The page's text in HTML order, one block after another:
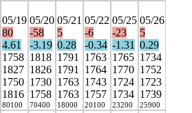
05/19
80
4.61
1758
1827
1750
1816
80100
05/20
-58
-3.19
1818
1826
1730
1758
70400
05/21
5
0.28
1791
1791
1763
1763
18000
05/22
-6
-0.34
1763
1764
1743
1757
20100
05/25
-23
-1.31
1765
1770
1724
1734
23200
05/26
5
0.29
1734
1752
1723
1739
25900